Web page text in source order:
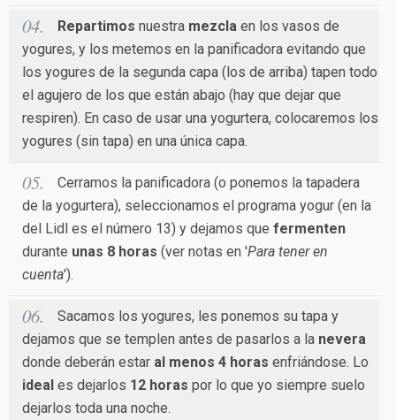
Repartimos nuestra mezcla en los vasos de
yogures, y los metemos en la panificadora evitando que
los yogures de la segunda capa (los de arriba) tapen todo
el agujero de los que están abajo (hay que dejar que
respiren). En caso de usar una yogurtera, colocaremos los
yogures (sin tapa) en una única capa.
Cerramos la panificadora (o ponemos la tapadera
de la yogurtera), seleccionamos el programa yogur (en la
del Lidl es el número 13) y dejamos que fermenten
durante unas 8 horas (ver notas en 'Para tener en
cuenta').
Sacamos los yogures, les ponemos su tapa y
dejamos que se templen antes de pasarlos a la nevera
donde deberán estar al menos 4 horas enfriándose. Lo
ideal es dejarlos 12 horas por lo que yo siempre suelo
dejarlos toda una noche.